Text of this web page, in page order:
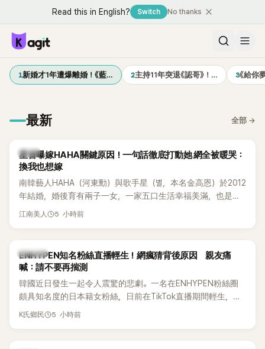
Read this in English? Switch No thanks
1新婚才1年遭爆離婚！《藍… 2主持11年突退《認哥》！… 3《給你
最新 全部 →
韓星
星首曝嫁HAHA關鍵原因！一句話徹底打動她 網全被暖哭：
換我也想嫁
南韓藝人HAHA（河東勳）與歌手星（별，本名金高恩）於2012
年結婚，婚後育有兩子一女，一家五口生活幸福美滿，也是韓
國演藝圈公認的模範夫妻。近日，星首度公開當年決定嫁給
江南美人 5 小時前
K-POP
ENHYPEN知名粉絲直播輕生！網瘋猜背後原因 親友痛
喊：請不要再揣測
韓國近日發生一起令人震驚的悲劇。一名在ENHYPEN粉絲圈
頗具知名度的日本籍女粉絲，日前在TikTok直播期間輕生，最
終不幸身亡，消息曝光後震驚韓網，也讓不少粉絲湧入社群平
K氏鄉民 5 小時前